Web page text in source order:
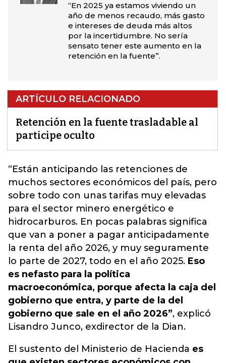
“En 2025 ya estamos viviendo un
año de menos recaudo, más gasto
e intereses de deuda más altos
por la incertidumbre. No sería
sensato tener este aumento en la
retención en la fuente”.
ARTÍCULO RELACIONADO
Retención en la fuente trasladable al
participe oculto
“Están anticipando las retenciones de
muchos sectores económicos del país, pero
sobre todo con unas tarifas muy elevadas
para el sector minero energético e
hidrocarburos. En pocas palabras significa
que van a poner a pagar anticipadamente
la renta del año 2026, y muy seguramente
lo parte de 2027, todo en el año 2025. Eso
es nefasto para la política
macroeconómica, porque afecta la caja del
gobierno que entra, y parte de la del
gobierno que sale en el año 2026”, explicó
Lisandro Junco, exdirector de la Dian.
El sustento del Ministerio de Hacienda es